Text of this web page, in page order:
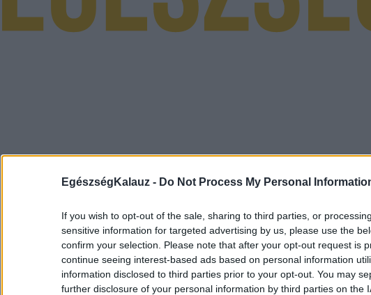
EgészségKalauz - Do Not Process My Personal
If you wish to opt-out of the sale, sharing to third parties, or
sensitive information for targeted advertising by us, please use the
confirm your selection. Please note that after your opt-out request is
continue seeing interest-based ads based on personal information
information disclosed to third parties prior to your opt-out. You may
further disclosure of your personal information by third parties on the